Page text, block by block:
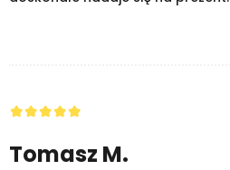
Tomasz M.